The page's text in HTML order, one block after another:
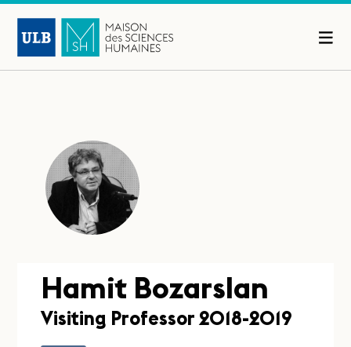
Hamit Bozarslan
Visiting Professor 2018-2019